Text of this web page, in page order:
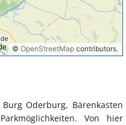
Oderburg, Bärenkasten
Von hier